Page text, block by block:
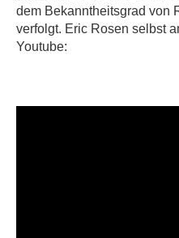
dem Bekanntheitsgrad von
verfolgt. Eric Rosen selbst
Youtube: